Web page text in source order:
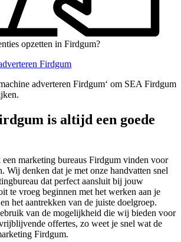
opzetten in Firdgum?
Firdgum
adverteren Firdgum‘ om SEA Firdgum
is altijd een goede
marketing bureaus Firdgum vinden voor
Wij denken dat je met onze handvatten snel
dat perfect aansluit bij jouw
te vroeg beginnen met het werken aan je
het aantrekken van de juiste doelgroep.
van de mogelijkheid die wij bieden voor
offertes, zo weet je snel wat de
Firdgum.